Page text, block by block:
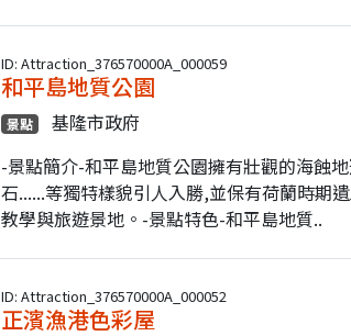
ID: Attraction_376570000A_000059
和平島地質公園
景點
基隆市政府
-景點簡介-和平島地質公園擁有壯觀的海蝕
石......等獨特樣貌引人入勝,並保有荷蘭時期
教學與旅遊景地。-景點特色-和平島地質..
ID: Attraction_376570000A_000052
正濱漁港色彩屋